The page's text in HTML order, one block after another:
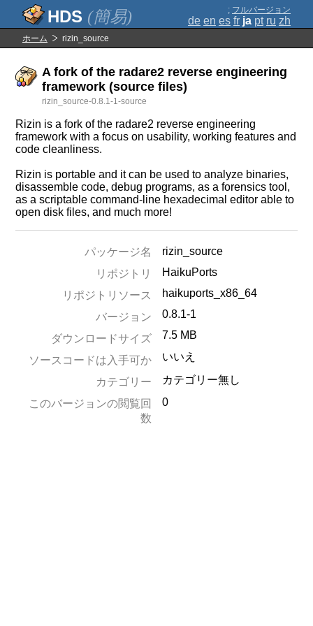
(簡易) ; フルバージョン
de en es fr ja pt ru zh
ホーム rizin_source
A fork of the radare2 reverse engineering
framework (source files)
rizin_source-0.8.1-1-source
Rizin is a fork of the radare2 reverse engineering
framework with a focus on usability, working features and
code cleanliness.
Rizin is portable and it can be used to analyze binaries,
disassemble code, debug programs, as a forensics tool,
as a scriptable command-line hexadecimal editor able to
open disk files, and much more!
パッケージ名
rizin_source
リポジトリ
HaikuPorts
リポジトリソース
haikuports_x86_64
バージョン
0.8.1-1
ダウンロードサイズ 7.5 MB
ソースコードは入手可か いいえ
カテゴリー
カテゴリー無し
このバージョンの閲覧回
数
0